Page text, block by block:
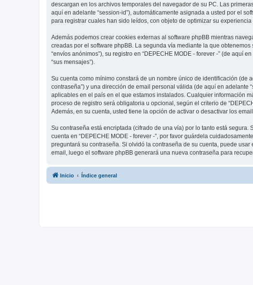
descargan en los archivos temporales del navegador de su PC. Las
aquí en adelante “session-id”), automáticamente asignada a usted por el
para registrar cuales han sido leídos, con objeto de optimizar su experiencia
Además podemos crear cookies externas al software phpBB mientras
creadas por el software phpBB. La segunda vía mediante la que
“envíos anónimos”), su registro en “DEPECHE MODE - forever -” (de aquí
“sus mensajes”).
Su cuenta como mínimo constará de un nombre único de identificación (de
contraseña”) y una dirección de email personal válida (de aquí en adelante
aplicables en el país en el que estamos instalados. Cualquier información
proceso de registro será obligatoria u opcional, según el criterio de
Además, en su cuenta, usted tiene la opción de activar o desactivar los
Su contraseña está encriptada (cifrado de una vía) por lo tanto está
cuenta en “DEPECHE MODE - forever -”, por favor guárdela
preguntará su contraseña. Si olvidó la contraseña de su cuenta, puede
email, luego el software phpBB generará una nueva contraseña para
Inicio Índice general